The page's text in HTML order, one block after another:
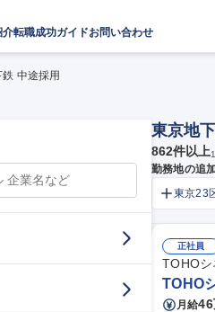
介転職成功ガイドお問い合わせ
中途採用
東京地
862件以上
勤務地の追
東京23
正社員
TOHOシ
TOHO
月給